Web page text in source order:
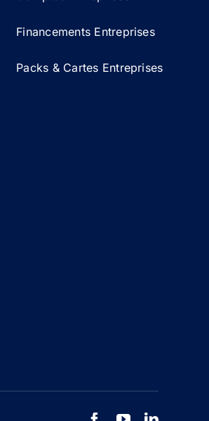
Financements Entreprises
Packs & Cartes Entreprises